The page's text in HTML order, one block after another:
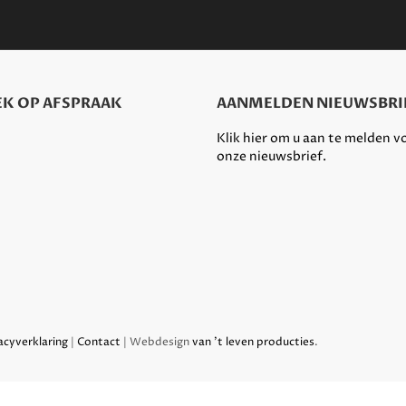
OP AFSPRAAK AANMELDEN
Klik hier om u aan te melden
onze nieuwsbrief.
| Contact | Webdesignvan 't leven producties.